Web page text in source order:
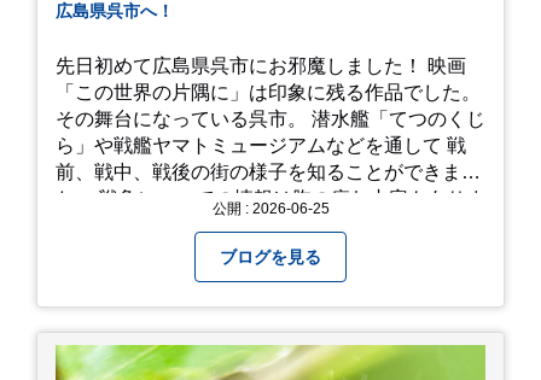
広島県呉市へ！
先日初めて広島県呉市にお邪魔しました！ 映画
「この世界の片隅に」は印象に残る作品でした。
その舞台になっている呉市。 潜水艦「てつのくじ
ら」や戦艦ヤマトミュージアムなどを通して 戦
前、戦中、戦後の街の様子を知ることができまし
た。 戦争についての情報は胸の痛む内容もありま
て本当に良かったです！ そして美味しい物もたく
さん。 写真は地元のスーパーで買った自分へのお
土産たち。 お好み焼きもやっぱり美味しいです
ね！ 広島また遊びに行きたいです♪
公開 : 2026-06-25
ブログを見る